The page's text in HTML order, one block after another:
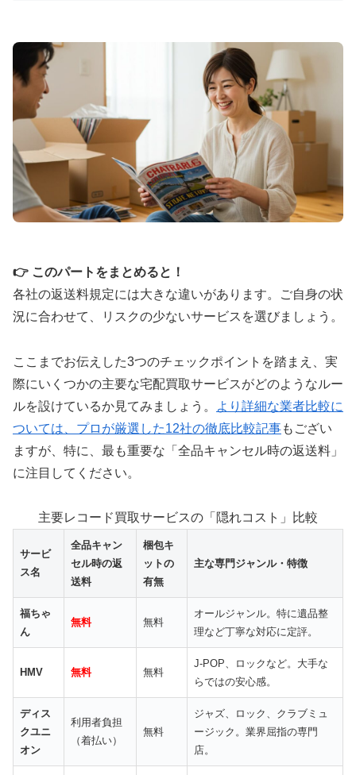
👉 このパートをまとめると！
各社の返送料規定には大きな違いがあります。ご自身の状
況に合わせて、リスクの少ないサービスを選びましょう。
ここまでお伝えした3つのチェックポイントを踏まえ、実
際にいくつかの主要な宅配買取サービスがどのようなルー
ルを設けているか見てみましょう。
より詳細な業者比較に
ついては、プロが厳選した12社の徹底比較記事もござい
ますが、特に、最も重要な「全品キャンセル時の返送料」
に注目してください。
主要レコード買取サービスの「隠れコスト」比較
サービ
ス名
全品キャン
セル時の返
送料
梱包キ
ットの
有無
主な専門ジャンル・特徴
福ちゃ
ん
無料 無料
オールジャンル。特に遺品整
理など丁寧な対応に定評。
HMV 無料 無料
J-POP、ロックなど。大手な
らではの安心感。
ディス
クユニ
オン
利用者負担
（着払い）
無料
ジャズ、ロック、クラブミュ
ージック。業界屈指の専門
店。